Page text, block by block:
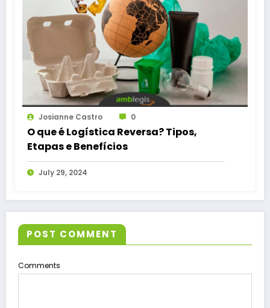
Josianne Castro 0
O que é Logística Reversa? Tipos,
Etapas e Benefícios
July 29, 2024
POST COMMENT
Comments